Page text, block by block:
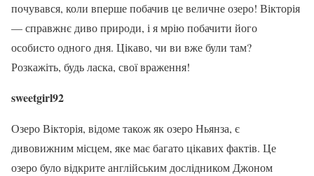
почувався, коли вперше побачив це величне озеро! Вікторія
— справжнє диво природи, і я мрію побачити його
особисто одного дня. Цікаво, чи ви вже були там?
Розкажіть, будь ласка, свої враження!
sweetgirl92
Озеро Вікторія, відоме також як озеро Ньянза, є
дивовижним місцем, яке має багато цікавих фактів. Це
озеро було відкрите англійським дослідником Джоном